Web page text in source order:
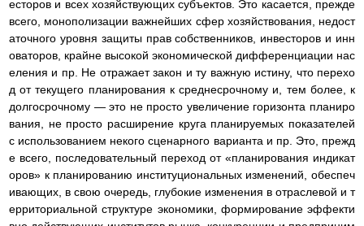
есторов и всех хозяйствующих субъектов. Это касается, прежде
всего, монополизации важнейших сфер хозяйствования, недост
аточного уровня защиты прав собственников, инвесторов и инн
оваторов, крайне высокой экономической дифференциации нас
еления и пр. Не отражает закон и ту важную истину, что перехо
д от текущего планирования к среднесрочному и, тем более, к
долгосрочному — это не просто увеличение горизонта планиро
вания, не просто расширение круга планируемых показателей
с использованием некого сценарного варианта и пр. Это, прежд
е всего, последовательный переход от «планирования индикат
оров» к планированию институциональных изменений, обеспеч
ивающих, в свою очередь, глубокие изменения в отраслевой и т
ерриториальной структуре экономики, формирование эффекти